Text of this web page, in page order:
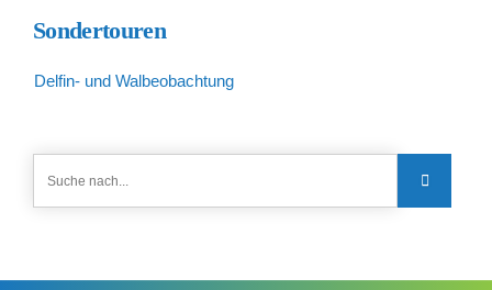
Sondertouren
Delfin- und Walbeobachtung